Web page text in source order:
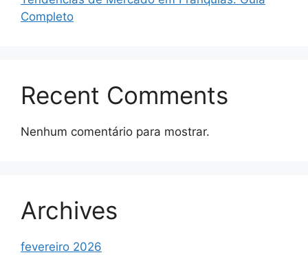
Completo
Recent Comments
Nenhum comentário para mostrar.
Archives
fevereiro 2026